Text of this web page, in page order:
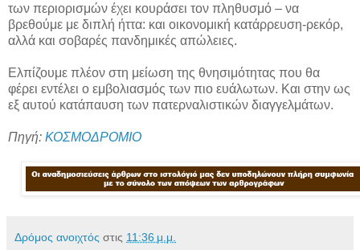
των περιορισμών έχει κουράσει τον πληθυσμό – να
βρεθούμε με διπλή ήττα: και οικονομική κατάρρευση-ρεκόρ,
αλλά και σοβαρές πανδημικές απώλειες.
Ελπίζουμε πλέον στη μείωση της θνησιμότητας που θα
φέρει εντέλει ο εμβολιασμός των πιο ευάλωτων. Και στην ως
εξ αυτού κατάπαυση των πατερναλιστικών διαγγελμάτων.
Πηγή: ΚΟΣΜΟΔΡΟΜΙΟ
Δρόμος ανοιχτός στις 11:36 μ.μ.